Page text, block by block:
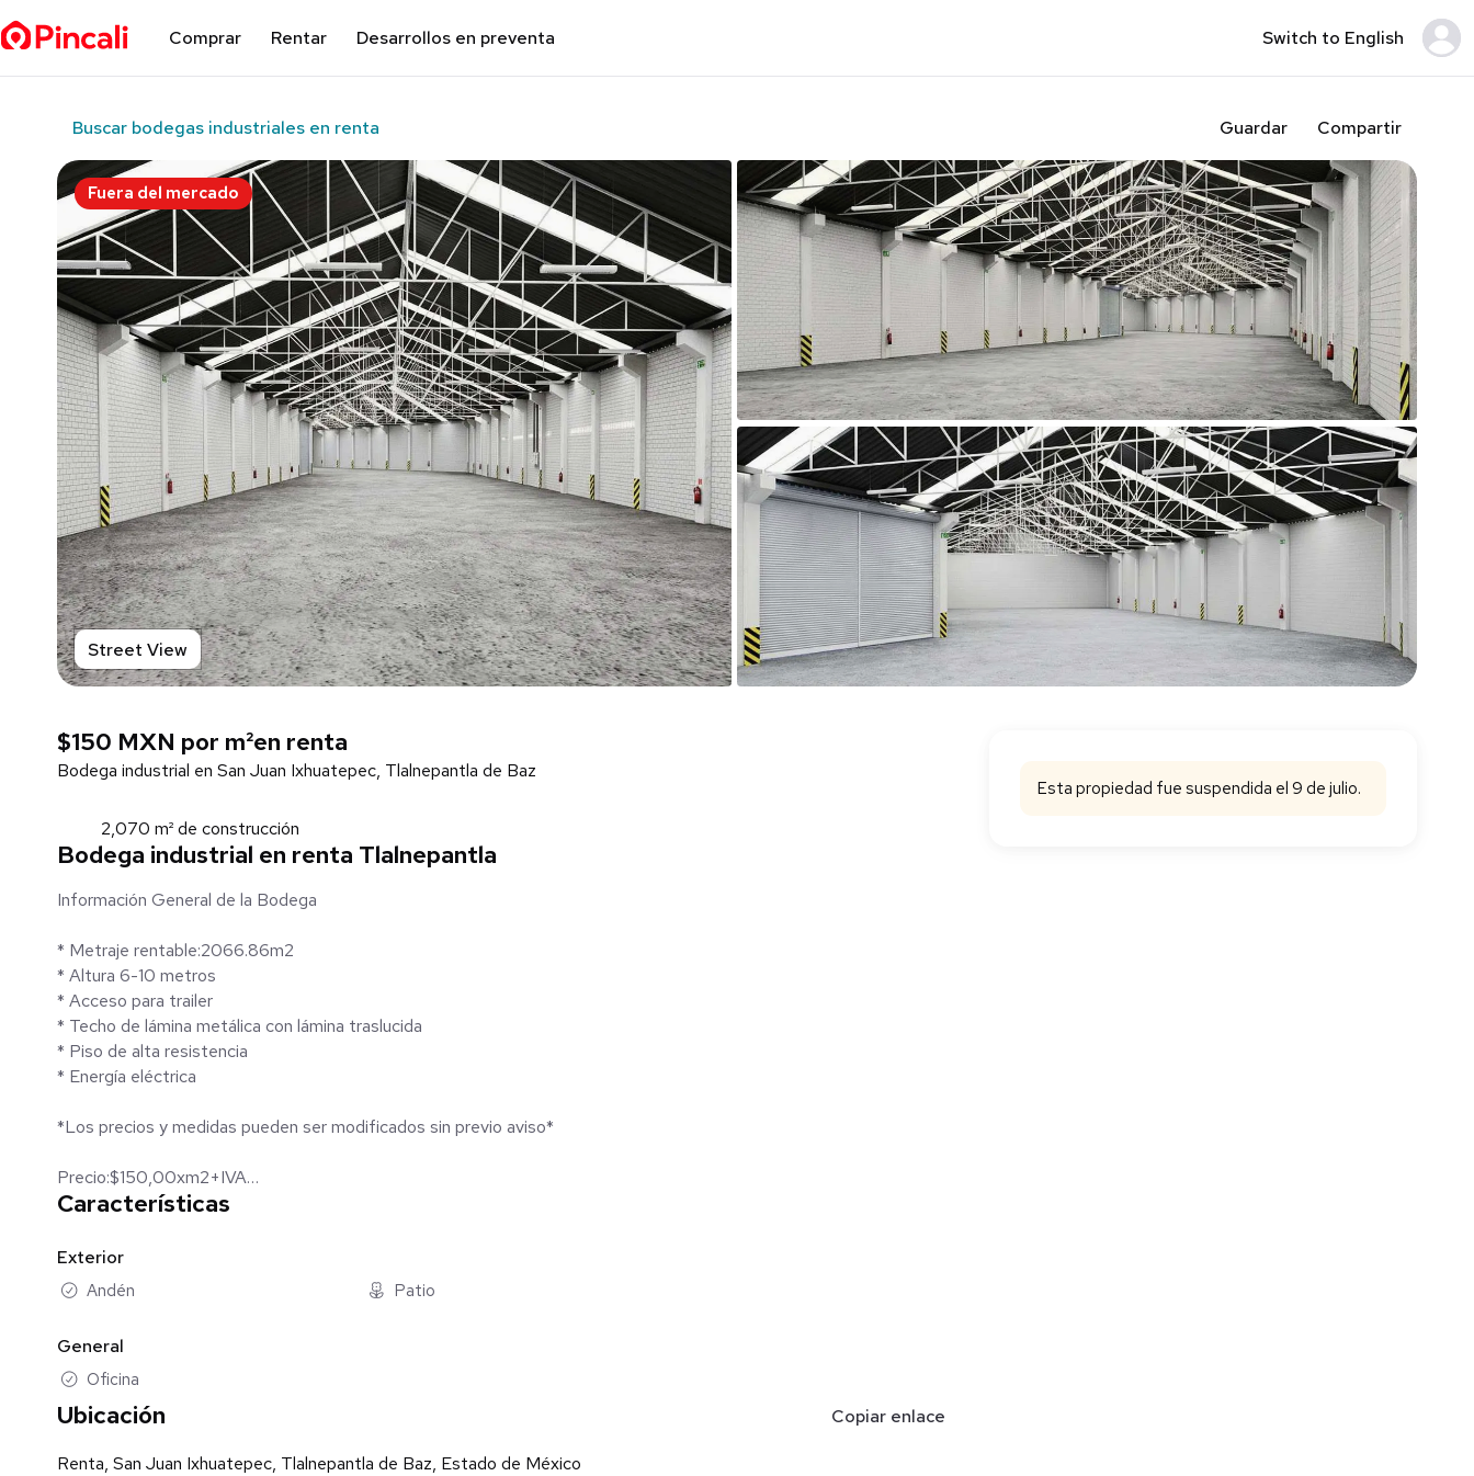
Comprar Rentar Desarrollos en preventa Switch to English
Buscar bodegas industriales en renta Guardar Compartir
Fuera del mercado
Street View
$150 MXN por m²en renta
Bodega industrial en San Juan Ixhuatepec, Tlalnepantla de Baz
2,070 m² de construcción
Bodega industrial en renta Tlalnepantla
Información General de la Bodega
* Metraje rentable:2066.86m2
* Altura 6-10 metros
* Acceso para trailer
* Techo de lámina metálica con lámina traslucida
* Piso de alta resistencia
* Energía eléctrica
*Los precios y medidas pueden ser modificados sin previo aviso*
Precio:$150,00xm2+IVA
Mantenimiento:N/A
CONTACTO
5535557891
Características
Exterior
Andén Patio
General
Oficina
Ubicación Copiar enlace
Renta, San Juan Ixhuatepec, Tlalnepantla de Baz, Estado de México
Esta propiedad fue suspendida el 9 de julio.